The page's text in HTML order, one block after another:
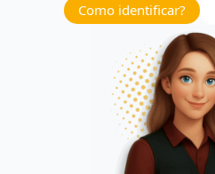
Como identificar?